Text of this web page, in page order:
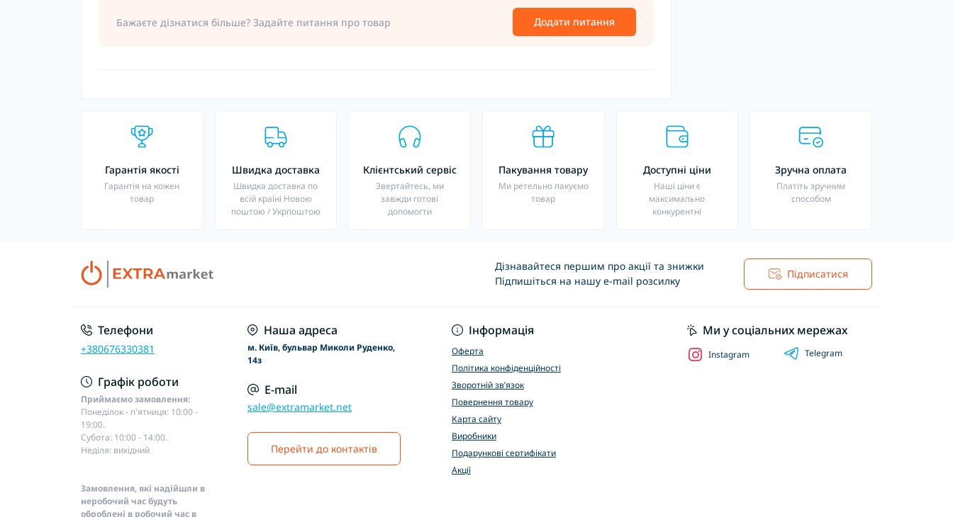
Бажаєте дізнатися більше? Задайте питання про товар Додати питання
Гарантія якості
Гарантія на кожен
товар
Швидка доставка
Швидка доставка по
всій країні Новою
поштою / Укрпоштою
Клієнтський сервіс
Звертайтесь, ми
завжди готові
допомогти
Пакування товару
Ми ретельно пакуємо
товар
Доступні ціни
Наші ціни є
максимально
конкурентні
Зручна оплата
Платіть зручним
способом
Дізнавайтеся першим про акції та знижки
Підпишіться на нашу e-mail розсилку
Підписатися
Телефони
+380676330381
Графік роботи
Приймаємо замовлення:
Понеділок - п'ятниця: 10:00 -
19:00.
Субота: 10:00 - 14:00.
Неділя: вихідний
Замовлення, які надійшли в
неробочий час будуть
оброблені в робочий час в
Наша адреса
м. Київ, бульвар Миколи Руденко,
14з
E-mail
sale@extramarket.net
Перейти до контактів
Інформація
Оферта
Політика конфіденційності
Зворотній зв’язок
Повернення товару
Карта сайту
Виробники
Подарункові сертифікати
Акції
Ми у соціальних мережах
Instagram Telegram